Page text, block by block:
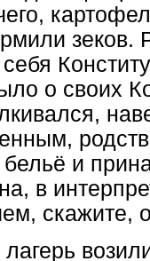
зеков.
о своих
бельё и
в
скажите,
лагерь